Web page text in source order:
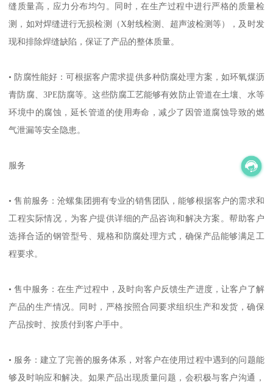
缝质量高，应力分布均匀。同时，在生产过程中进行严格的质量检
测，如对焊缝进行无损检测（X射线检测、超声波检测等），及时发
现和排除焊缝缺陷，保证了产品的整体质量。
• 防腐性能好：可根据客户需求提供多种防腐处理方案，如环氧煤沥
青防腐、3PE防腐等。这些防腐工艺能够有效防止管道在土壤、水等
环境中的腐蚀，延长管道的使用寿命，减少了因管道腐蚀导致的燃
气泄漏等安全隐患。
服务
• 售前服务：沧螺集团拥有专业的销售团队，能够根据客户的需求和
工程实际情况，为客户提供详细的产品咨询和解决方案。帮助客户
选择合适的钢管型号、规格和防腐处理方式，确保产品能够满足工
程要求。
• 售中服务：在生产过程中，及时向客户反馈生产进度，让客户了解
产品的生产情况。同时，严格按照合同要求组织生产和发货，确保
产品按时、按质付到客户手中。
• 服务：建立了完善的服务体系，对客户在使用过程中遇到的问题能
够及时响应和解决。如果产品出现质量问题，会积极与客户沟通，